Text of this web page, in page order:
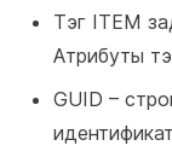
Тэг ITEM
Атрибуты
GUID –